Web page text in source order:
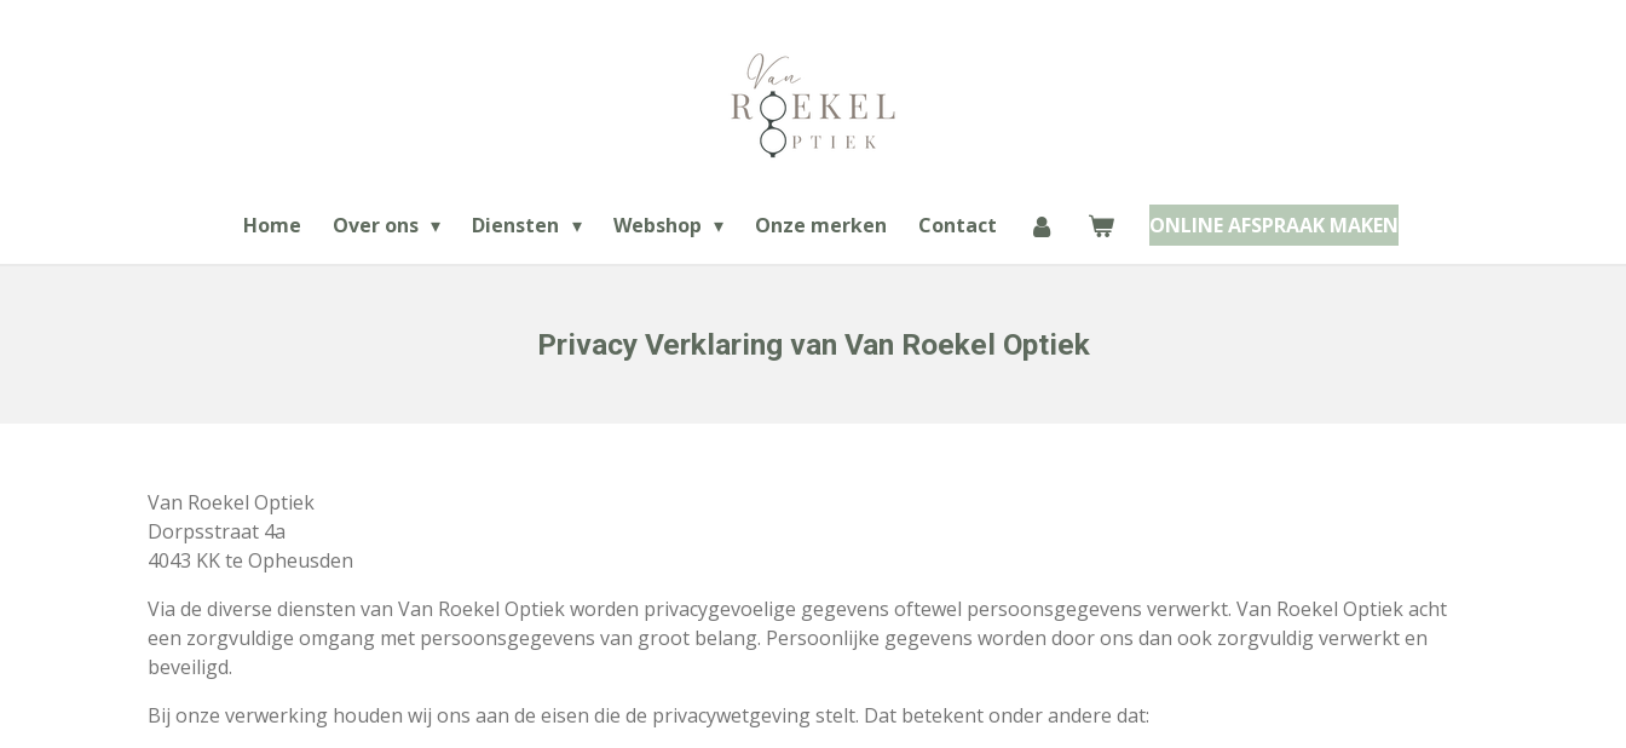
Home Over ons Diensten Webshop Onze merken Contact ONLINE AFSPRAAK MAKEN
Privacy Verklaring van Van Roekel Optiek
Van Roekel Optiek
Dorpsstraat 4a
4043 KK te Opheusden
Via de diverse diensten van Van Roekel Optiek worden privacygevoelige gegevens oftewel persoonsgegevens verwerkt. Van Roekel Optiek acht
een zorgvuldige omgang met persoonsgegevens van groot belang. Persoonlijke gegevens worden door ons dan ook zorgvuldig verwerkt en
beveiligd.
Bij onze verwerking houden wij ons aan de eisen die de privacywetgeving stelt. Dat betekent onder andere dat: